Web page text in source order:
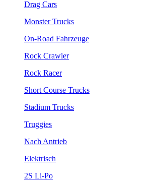
Drag Cars
Monster Trucks
On-Road Fahrzeuge
Rock Crawler
Rock Racer
Short Course Trucks
Stadium Trucks
Truggies
Nach Antrieb
Elektrisch
2S Li-Po